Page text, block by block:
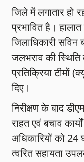
जिले में लगातार हो
प्रभावित है।
जिलाधिकारी
जलभराव की स्थिति
प्रतिक्रिया टीमों
दिए।
निरीक्षण के बाद
राहत एवं बचाव
अधिकारियों को 24
त्वरित सहायता